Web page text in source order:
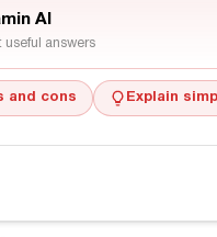
AI
useful answers
and cons Explain